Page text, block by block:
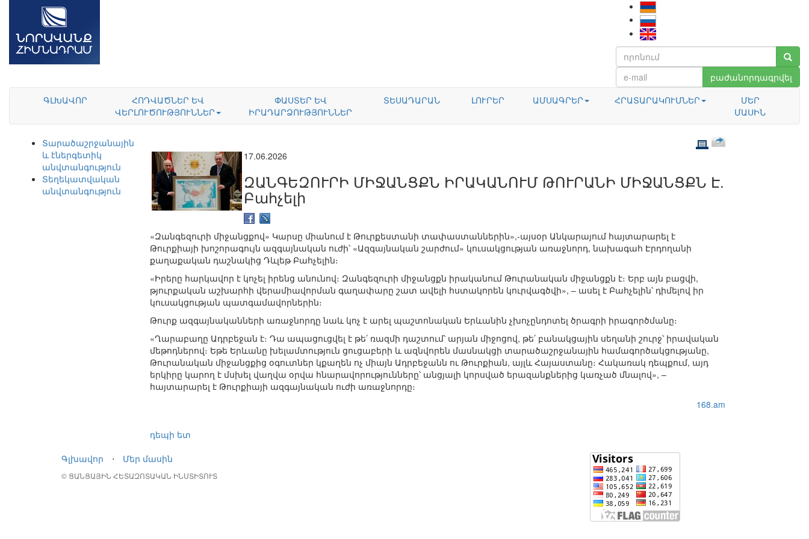
բաժանորդագրվել
ԳԼԽԱՎՈՐ
ՀՈԴՎԱԾՆԵՐ ԵՎ
ՎԵՐԼՈՒԾՈՒԹՅՈՒՆՆԵՐ
ՓԱՍՏԵՐ ԵՎ
ԻՐԱԴԱՐՁՈՒԹՅՈՒՆՆԵՐ
ՏԵՍԱԴԱՐԱՆ ԼՈՒՐԵՐ ԱՄՍԱԳՐԵՐ ՀՐԱՏԱՐԱԿՈՒՄՆԵՐ
ՄԵՐ
ՄԱՍԻՆ
Տարածաշրջանային
և էներգետիկ
անվտանգություն
Տեղեկատվական
անվտանգություն
17.06.2026
ԶԱՆԳԵԶՈՒՐԻ ՄԻՋԱՆՑՔՆ ԻՐԱԿԱՆՈՒՄ ԹՈՒՐԱՆԻ ՄԻՋԱՆՑՔՆ Է.
Բահչելի
«Զանգեզուրի միջանցքով» Կարսը միանում է Թուրքեստանի տափաստաններին»,-այսօր Անկարայում հայտարարել է
Թուրքիայի խոշորագույն ազգայնական ուժի՝ «Ազգայնական շարժում» կուսակցության առաջնորդ, նախագահ Էրդողանի
քաղաքական դաշնակից Դևլեթ Բահչելին։
«Իրերը հարկավոր է կոչել իրենց անունով։ Զանգեզուրի միջանցքն իրականում Թուրանական միջանցքն է։ Երբ այն բացվի,
թյուրքական աշխարհի վերամիավորման գաղափարը շատ ավելի հստակորեն կուրվագծվի», – ասել է Բահչելին՝ դիմելով իր
կուսակցության պատգամավորներին։
Թուրք ազգայնականների առաջնորդը նաև կոչ է արել պաշտոնական Երևանին չխոչընդոտել ծրագրի իրագործմանը։
«Ղարաբաղը Ադրբեջան է։ Դա ապացուցվել է թե՛ ռազմի դաշտում՝ արյան միջոցով, թե՛ բանակցային սեղանի շուրջ՝ իրավական
մեթոդներով։ Եթե Երևանը խելամտություն ցուցաբերի և ազնվորեն մասնակցի տարածաշրջանային համագործակցությանը,
Թուրանական միջանցքից օգուտներ կքաղեն ոչ միայն Ադրբեջանն ու Թուրքիան, այլև Հայաստանը։ Հակառակ դեպքում, այդ
երկիրը կարող է մսխել վաղվա օրվա հնարավորությունները՝ անցյալի կորսված երազանքներից կառչած մնալով», –
հայտարարել է Թուրքիայի ազգայնական ուժի առաջնորդը։
168.am
դեպի ետ
Գլխավոր
⋅ Մեր մասին
© ՑԱՆՑԱՅԻՆ ՀԵՏԱԶՈՏԱԿԱՆ ԻՆՍՏԻՏՈՒՏ